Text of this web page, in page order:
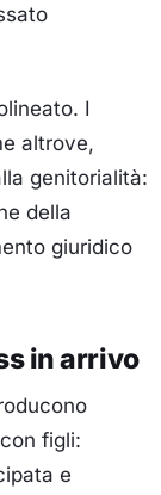
I
altrove,
genitorialità:
della
giuridico
in arrivo
figli:
e